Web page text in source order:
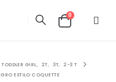
0
TODDLER GIRL, 2T, 3T,
2-3 T
ESTILO COQUETTE